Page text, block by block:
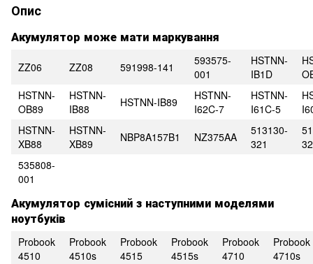
Опис
Акумулятор може мати маркування
ZZ06 ZZ08 591998-141
593575-
001
HSTNN-
IB1D
HSTNN-
OB89
HSTNN-
IB88
HSTNN-IB89
HSTNN-
I62C-7
HSTNN-
I61C-5
HSTNN-
XB88
HSTNN-
XB89
NBP8A157B1 NZ375AA
513130-
321
535808-
001
Акумулятор сумісний з наступними моделями
ноутбуків
Probook
4510
Probook
4510s
Probook
4515
Probook
4515s
Probook
4710
Probook
4710s